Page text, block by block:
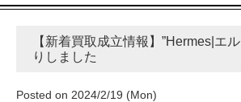
【新着買取成立情報】”Hermes|エ
りしました
Posted on 2024/2/19 (Mon)